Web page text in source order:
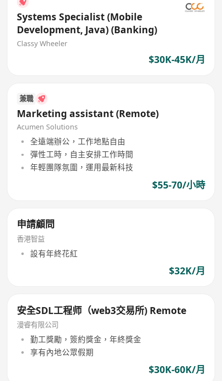
Systems Specialist (Mobile
Development, Java) (Banking)
Classy Wheeler
$30K-45K/月
兼職
Marketing assistant (Remote)
Acumen Solutions
全遠端辦公，工作地點自由
彈性工時，自主安排工作時間
年輕團隊氛圍，運用最新科技
$55-70/小時
申請顧問
香港智益
設有年終花紅
$32K/月
安全SDL工程师（web3交易所) Remote
漫睿有限公司
勤工獎勵，簽約獎金，年終獎金
享有內地公眾假期
$30K-60K/月